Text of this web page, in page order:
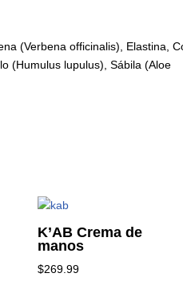
(Verbena officinalis), Elastina,
(Humulus lupulus), Sábila (Aloe
K’AB Crema de
manos
$269.99